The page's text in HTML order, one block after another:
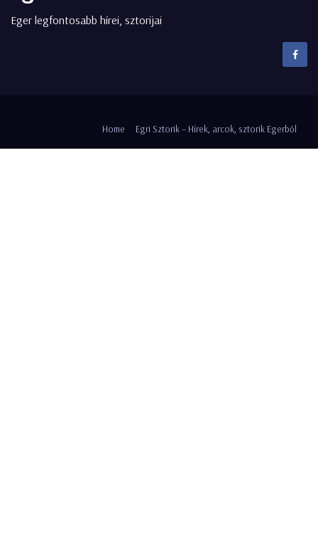
Eger legfontosabb hírei, sztorijai
Home Egri Sztorik – Hírek, arcok, sztorik Egerből